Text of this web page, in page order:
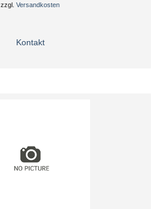
zzgl.Versandkosten
Kontakt